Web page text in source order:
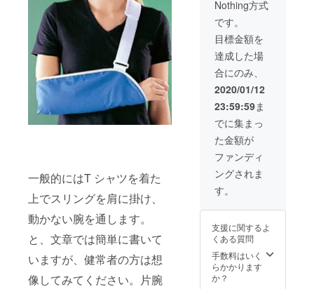
一般的にはT シャツを着た
上でスリングを肩に掛け、
動かない腕を通します。
と、文章では簡単に書いて
いますが、健常者の方は想
像してみてください。片腕
思います。
そんな想い
で今回のプ
ロジェクト
を立ち上げ
ました。
ぜひ、皆さ
んのお力を
お貸しくだ
さい！
イズ着
Lー身
身幅
55、肩
幅48、
袖丈21
丈76、
身幅
58、肩
幅52、
袖丈21
※
はすべ
てMサ
イズ着
用。
袖丈16
Sー
身丈
66、身
幅47、
肩幅
41、袖
丈19
Mー
身丈
69、身
幅52、
丈20
Lー身
丈73、
身幅
く、左
肩結び
の方が
上げや
すいで
す。 ※T
シャツ
ボディ
仕様は
コット
ン100％
※サイズ
仕様
XSー身
43、肩
袖丈16
Sー
身丈
支援の
イズ、
肩結び
位置
（右肩
で結
ぶ、左
肩で結
ぶ）を
ご指定
くださ
い。 ※
右麻痺
の方に
方が方
やす
く、左
麻痺の
方は左
肩結び
Nothing方式
です。
目標金額を
達成した場
合にのみ、
2020/01/12
23:59:59ま
でに集まっ
た金額が
ファンディ
ングされま
す。
支援に関するよ
くある質問
手数料はいく
らかかります
か？